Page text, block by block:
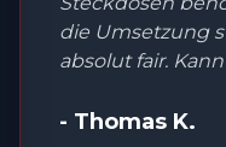
die Umsetzung
absolut fair.
- Thomas K.